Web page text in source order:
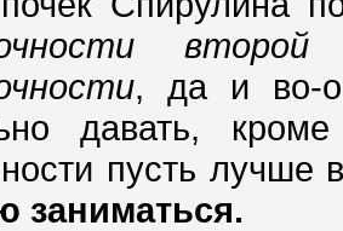
, да и во-
давать,
пусть лучше
заниматься.